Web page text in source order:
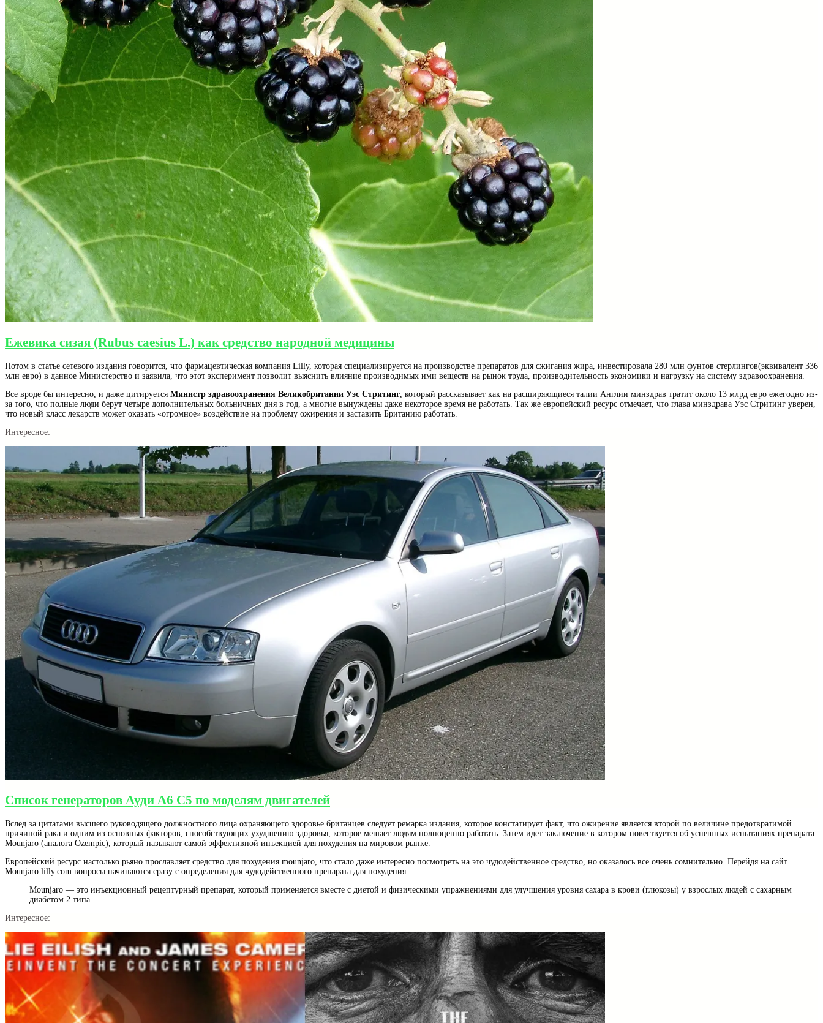
Ежевика сизая (Rubus caesius L.) как средство народной медицины
Потом в статье сетевого издания говорится, что фармацевтическая компания Lilly, которая специализируется на производстве препаратов для сжигания жира, инвестировала 280 млн фунтов стерлингов(эквивалент 336
млн евро) в данное Министерство и заявила, что этот эксперимент позволит выяснить влияние производимых ими веществ на рынок труда, производительность экономики и нагрузку на систему здравоохранения.
Все вроде бы интересно, и даже цитируется Министр здравоохранения Великобритании Уэс Стритинг , который рассказывает как на расширяющиеся талии Англии минздрав тратит около 13 млрд евро ежегодно из-
за того, что полные люди берут четыре дополнительных больничных дня в год, а многие вынуждены даже некоторое время не работать. Так же европейский ресурс отмечает, что глава минздрава Уэс Стритинг уверен,
что новый класс лекарств может оказать «огромное» воздействие на проблему ожирения и заставить Британию работать.
Интересное:
Список генераторов Ауди А6 С5 по моделям двигателей
Вслед за цитатами высшего руководящего должностного лица охраняющего здоровье британцев следует ремарка издания, которое констатирует факт, что ожирение является второй по величине предотвратимой
причиной рака и одним из основных факторов, способствующих ухудшению здоровья, которое мешает людям полноценно работать. Затем идет заключение в котором повествуется об успешных испытаниях препарата
Mounjaro (аналога Ozempic), который называют самой эффективной инъекцией для похудения на мировом рынке.
Европейский ресурс настолько рьяно прославляет средство для похудения mounjaro, что стало даже интересно посмотреть на это чудодейственное средство, но оказалось все очень сомнительно. Перейдя на сайт
Mounjaro.lilly.com вопросы начинаются сразу с определения для чудодейственного препарата для похудения.
Mounjaro — это инъекционный рецептурный препарат, который применяется вместе с диетой и физическими упражнениями для улучшения уровня сахара в крови (глюкозы) у взрослых людей с сахарным
диабетом 2 типа.
Интересное: